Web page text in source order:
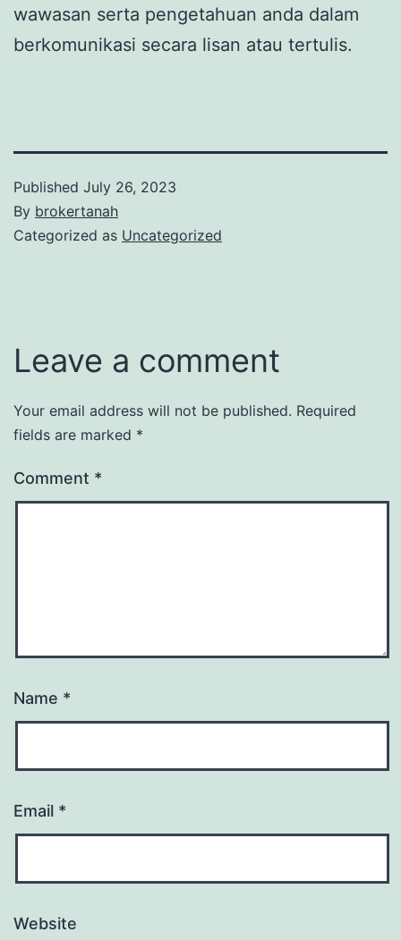
wawasan serta pengetahuan anda dalam
berkomunikasi secara lisan atau tertulis.
Published July 26, 2023
By brokertanah
Categorized as Uncategorized
Leave a comment
Your email address will not be published. Required
fields are marked *
Comment *
Name *
Email *
Website